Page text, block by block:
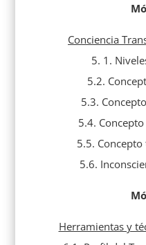
Conciencia
5. 1.
5.2.
5.3.
5.4.
5.5.
5.6.
Herramientas y